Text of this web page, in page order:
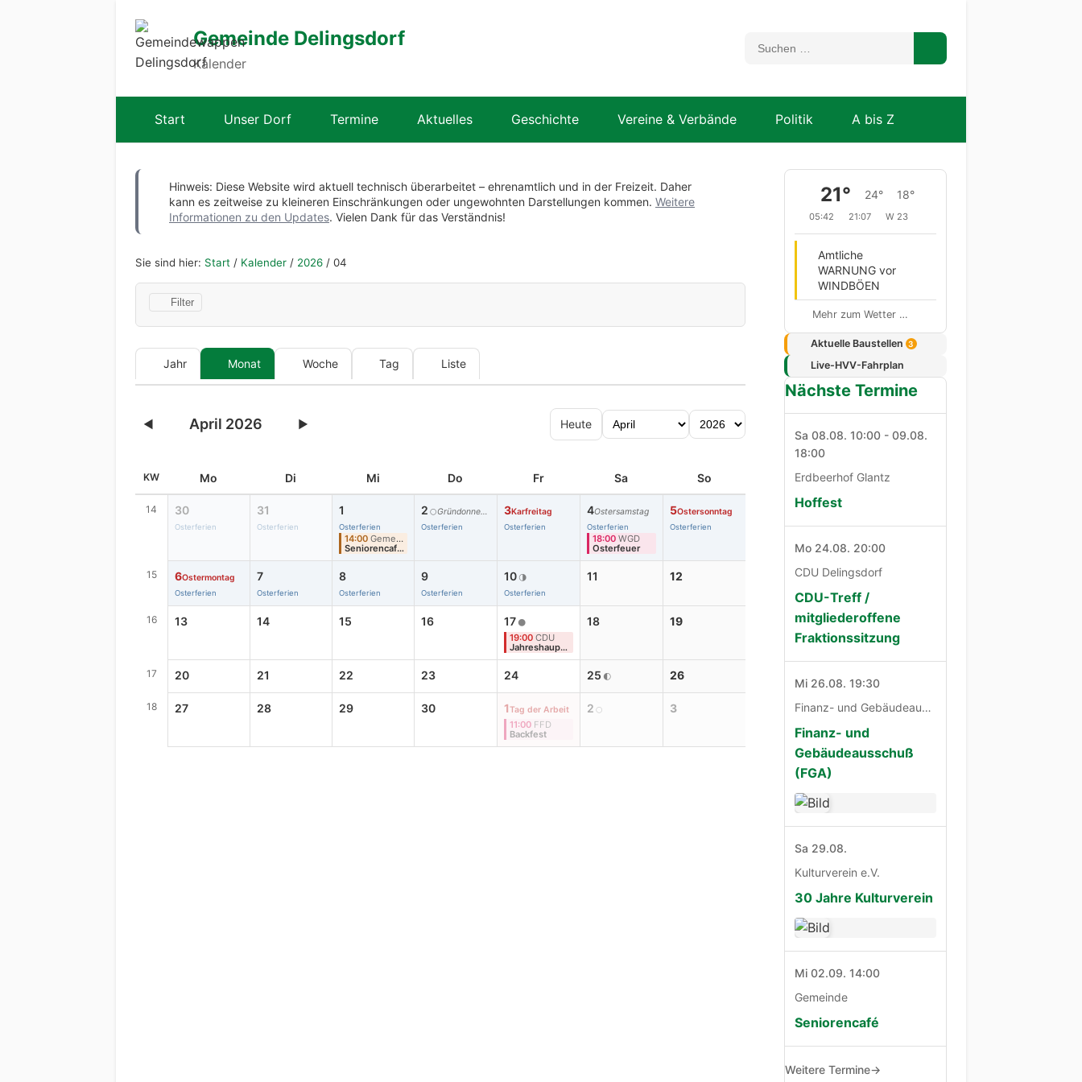
Gemeinde Delingsdorf
Kalender
Start Unser Dorf Termine Aktuelles Geschichte Vereine & Verbände Politik A bis Z
Hinweis: Diese Website wird aktuell technisch überarbeitet – ehrenamtlich und in der Freizeit. Daher
kann es zeitweise zu kleineren Einschränkungen oder ungewohnten Darstellungen kommen. Weitere
Informationen zu den Updates. Vielen Dank für das Verständnis!
Sie sind hier: Start / Kalender / 2026 / 04
Filter
Jahr Monat Woche Tag Liste
◀ April 2026 ▶ Heute
KW Mo Di Mi Do Fr Sa So
14 30
Osterferien
31
Osterferien
1
Osterferien
14:00 Gemeinde
Seniorencafé
2 🌕 Gründonnerstag
Osterferien
3Karfreitag
Osterferien
4Ostersamstag
Osterferien
18:00 WGD
Osterfeuer
5Ostersonntag
Osterferien
15 6Ostermontag
Osterferien
7
Osterferien
8
Osterferien
9
Osterferien
10 🌗
Osterferien
11 12
16 13 14 15 16 17 🌑
19:00 CDU
Jahreshauptversammlung
18 19
17 20 21 22 23 24 25 🌓 26
18 27 28 29 30 1Tag der Arbeit
11:00 FFD
Backfest
2 🌕 3
21° 24° 18°
05:42 21:07 W 23
Amtliche
WARNUNG vor
WINDBÖEN
Mehr zum Wetter …
Aktuelle Baustellen 3
Live-HVV-Fahrplan
Nächste Termine
Sa 08.08. 10:00 - 09.08.
18:00
Erdbeerhof Glantz
Hoffest
Mo 24.08. 20:00
CDU Delingsdorf
CDU-Treff /
mitgliederoffene
Fraktionssitzung
Mi 26.08. 19:30
Finanz- und Gebäudeausschuß
Finanz- und
Gebäudeausschuß
(FGA)
Sa 29.08.
Kulturverein e.V.
30 Jahre Kulturverein
Mi 02.09. 14:00
Gemeinde
Seniorencafé
Weitere Termine→